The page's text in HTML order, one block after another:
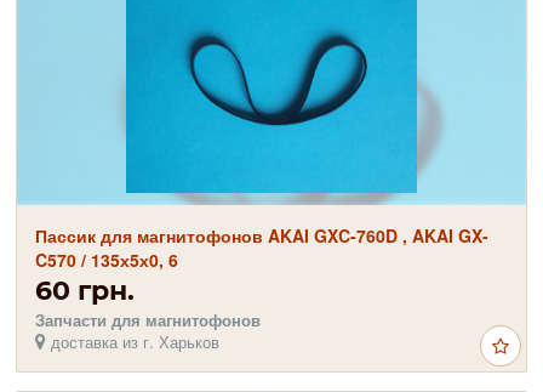
Пассик для магнитофонов AKAI GXC-760D , AKAI GX-
C570 / 135х5х0, 6
60 грн.
Запчасти для магнитофонов
доставка из г. Харьков